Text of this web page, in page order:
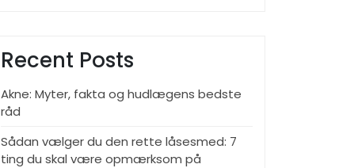
Recent Posts
Akne: Myter, fakta og hudlægens bedste
råd
Sådan vælger du den rette låsesmed: 7
ting du skal være opmærksom på